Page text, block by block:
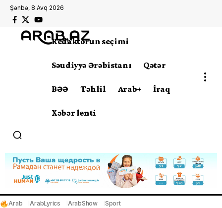
Şənbə, 8 Avq 2026
Redaktorun seçimi
Səudiyyə Ərəbistanı Qətər
BƏƏ Təhlil Arab+ İraq
Xəbər lenti
Arab ArabLyrics ArabShow Sport